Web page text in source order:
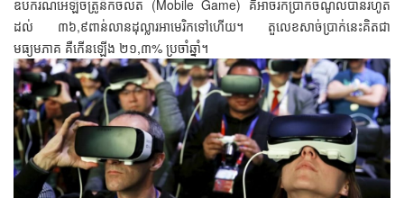
ឧបករណ៍អេឡិចត្រូនិកចល័ត (Mobile Game) គឺអាចរកប្រាក់ចំណូលបានរហូត
ដល់ ៣៦,៩ពាន់លានដុល្លារអាមេរិកទៅហើយ។ តួលេខសាច់ប្រាក់នេះគិតជា
មធ្យមភាគ គឺកើនឡើង ២១,៣% ប្រចាំឆ្នាំ។